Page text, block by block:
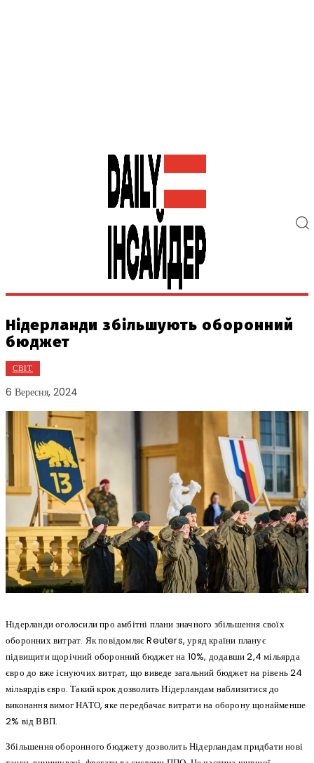
Нідерланди збільшують оборонний
бюджет
СВІТ
6 Вересня, 2024
Нідерланди оголосили про амбітні плани значного збільшення своїх
оборонних витрат. Як повідомляє Reuters, уряд країни планує
підвищити щорічний оборонний бюджет на 10%, додавши 2,4 мільярда
євро до вже існуючих витрат, що виведе загальний бюджет на рівень 24
мільярдів євро. Такий крок дозволить Нідерландам наблизитися до
виконання вимог НАТО, яке передбачає витрати на оборону щонайменше
2% від ВВП.
Збільшення оборонного бюджету дозволить Нідерландам придбати нові